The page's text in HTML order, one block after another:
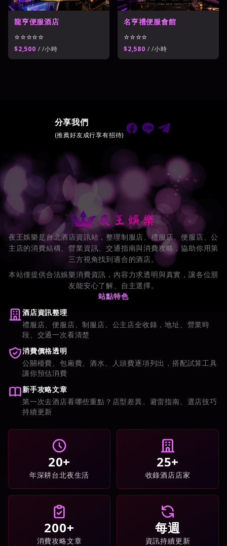
龍亨便服酒店
⭐⭐⭐⭐⭐
$2,500 / /小時
名亨禮便服會館
⭐⭐⭐⭐
$2,580 / /小時
分享我們
(推薦好友成行享有招待)
夜王娛樂是台北酒店資訊站，整理制服店、禮服店、便服店、公
主店的消費結構、營業資訊、交通指南與消費攻略，協助你用第
三方視角找到適合的酒店。
本站僅提供合法娛樂消費資訊，內容力求透明與真實，讓各位朋
友能安心了解、自主選擇。
站點特色
酒店資訊整理
禮服店、便服店、制服店、公主店全收錄，地址、營業時
段、交通一次看清楚
消費價格透明
公關檯費、包廂費、酒水、人頭費逐項列出，搭配試算工具
讓你預估消費
新手攻略文章
第一次去酒店看哪些重點？店型差異、避雷指南、選店技巧
持續更新
20+
年深耕台北夜生活
25+
收錄酒店店家
200+
消費攻略文章
每週
資訊持續更新